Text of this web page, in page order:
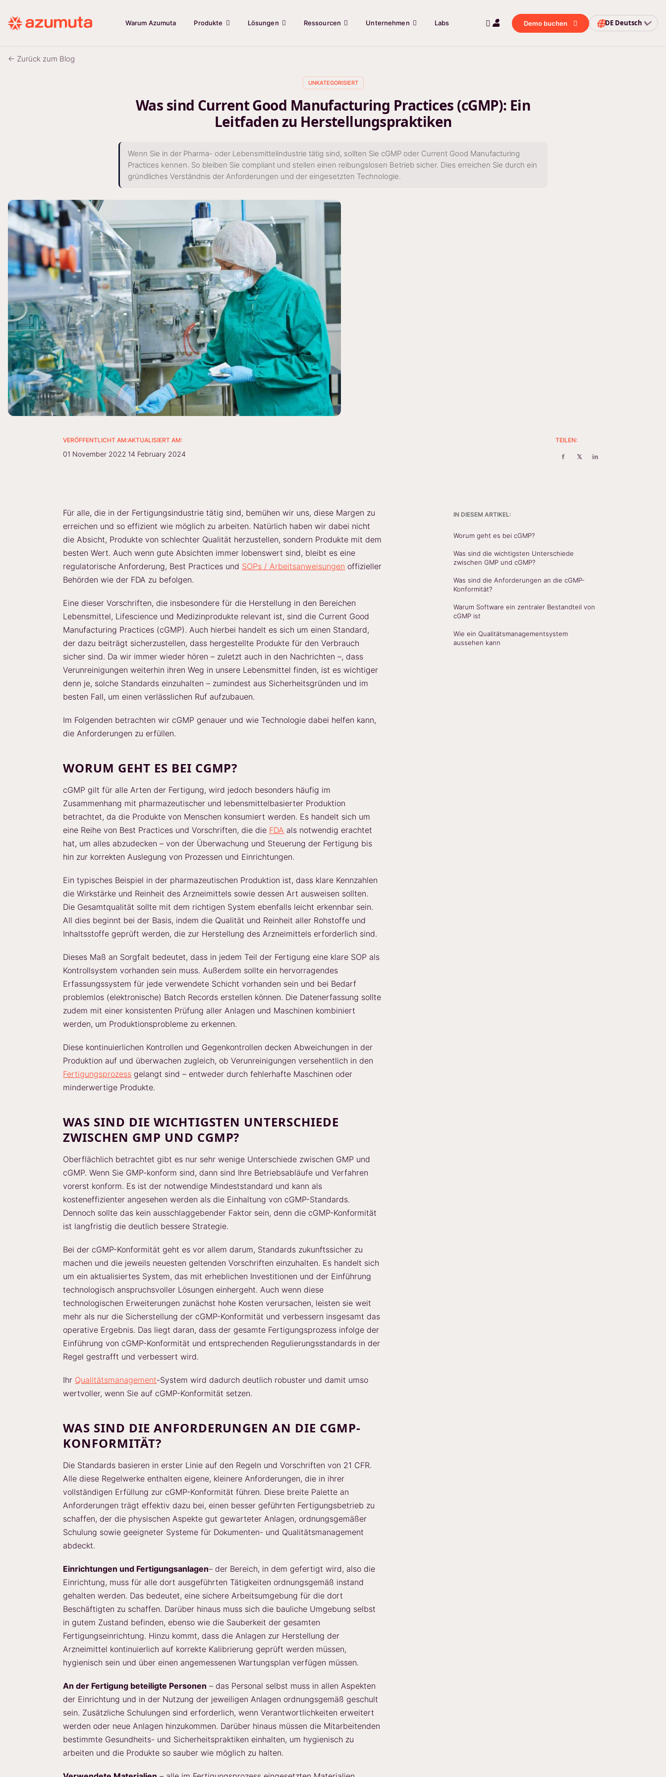
Warum Azumuta Produkte Lösungen Ressourcen Unternehmen Labs Demo buchen DE Deutsch
← Zurück zum Blog
UNKATEGORISIERT
Was sind Current Good Manufacturing Practices (cGMP): Ein
Leitfaden zu Herstellungspraktiken
Wenn Sie in der Pharma- oder Lebensmittelindustrie tätig sind, sollten Sie cGMP oder Current Good Manufacturing
Practices kennen. So bleiben Sie compliant und stellen einen reibungslosen Betrieb sicher. Dies erreichen Sie durch ein
gründliches Verständnis der Anforderungen und der eingesetzten Technologie.
VERÖFFENTLICHT AM:
01 November 2022
AKTUALISIERT AM:
14 February 2024
TEILEN:
f 𝕏 in
Für alle, die in der Fertigungsindustrie tätig sind, bemühen wir uns, diese Margen zu
erreichen und so effizient wie möglich zu arbeiten. Natürlich haben wir dabei nicht
die Absicht, Produkte von schlechter Qualität herzustellen, sondern Produkte mit dem
besten Wert. Auch wenn gute Absichten immer lobenswert sind, bleibt es eine
regulatorische Anforderung, Best Practices und SOPs / Arbeitsanweisungen offizieller
Behörden wie der FDA zu befolgen.
Eine dieser Vorschriften, die insbesondere für die Herstellung in den Bereichen
Lebensmittel, Lifescience und Medizinprodukte relevant ist, sind die Current Good
Manufacturing Practices (cGMP). Auch hierbei handelt es sich um einen Standard,
der dazu beiträgt sicherzustellen, dass hergestellte Produkte für den Verbrauch
sicher sind. Da wir immer wieder hören – zuletzt auch in den Nachrichten –, dass
Verunreinigungen weiterhin ihren Weg in unsere Lebensmittel finden, ist es wichtiger
denn je, solche Standards einzuhalten – zumindest aus Sicherheitsgründen und im
besten Fall, um einen verlässlichen Ruf aufzubauen.
Im Folgenden betrachten wir cGMP genauer und wie Technologie dabei helfen kann,
die Anforderungen zu erfüllen.
WORUM GEHT ES BEI CGMP?
cGMP gilt für alle Arten der Fertigung, wird jedoch besonders häufig im
Zusammenhang mit pharmazeutischer und lebensmittelbasierter Produktion
betrachtet, da die Produkte von Menschen konsumiert werden. Es handelt sich um
eine Reihe von Best Practices und Vorschriften, die die FDA als notwendig erachtet
hat, um alles abzudecken – von der Überwachung und Steuerung der Fertigung bis
hin zur korrekten Auslegung von Prozessen und Einrichtungen.
Ein typisches Beispiel in der pharmazeutischen Produktion ist, dass klare Kennzahlen
die Wirkstärke und Reinheit des Arzneimittels sowie dessen Art ausweisen sollten.
Die Gesamtqualität sollte mit dem richtigen System ebenfalls leicht erkennbar sein.
All dies beginnt bei der Basis, indem die Qualität und Reinheit aller Rohstoffe und
Inhaltsstoffe geprüft werden, die zur Herstellung des Arzneimittels erforderlich sind.
Dieses Maß an Sorgfalt bedeutet, dass in jedem Teil der Fertigung eine klare SOP als
Kontrollsystem vorhanden sein muss. Außerdem sollte ein hervorragendes
Erfassungssystem für jede verwendete Schicht vorhanden sein und bei Bedarf
problemlos (elektronische) Batch Records erstellen können. Die Datenerfassung sollte
zudem mit einer konsistenten Prüfung aller Anlagen und Maschinen kombiniert
werden, um Produktionsprobleme zu erkennen.
Diese kontinuierlichen Kontrollen und Gegenkontrollen decken Abweichungen in der
Produktion auf und überwachen zugleich, ob Verunreinigungen versehentlich in den
Fertigungsprozess gelangt sind – entweder durch fehlerhafte Maschinen oder
minderwertige Produkte.
WAS SIND DIE WICHTIGSTEN UNTERSCHIEDE
ZWISCHEN GMP UND CGMP?
Oberflächlich betrachtet gibt es nur sehr wenige Unterschiede zwischen GMP und
cGMP. Wenn Sie GMP-konform sind, dann sind Ihre Betriebsabläufe und Verfahren
vorerst konform. Es ist der notwendige Mindeststandard und kann als
kosteneffizienter angesehen werden als die Einhaltung von cGMP-Standards.
Dennoch sollte das kein ausschlaggebender Faktor sein, denn die cGMP-Konformität
ist langfristig die deutlich bessere Strategie.
Bei der cGMP-Konformität geht es vor allem darum, Standards zukunftssicher zu
machen und die jeweils neuesten geltenden Vorschriften einzuhalten. Es handelt sich
um ein aktualisiertes System, das mit erheblichen Investitionen und der Einführung
technologisch anspruchsvoller Lösungen einhergeht. Auch wenn diese
technologischen Erweiterungen zunächst hohe Kosten verursachen, leisten sie weit
mehr als nur die Sicherstellung der cGMP-Konformität und verbessern insgesamt das
operative Ergebnis. Das liegt daran, dass der gesamte Fertigungsprozess infolge der
Einführung von cGMP-Konformität und entsprechenden Regulierungsstandards in der
Regel gestrafft und verbessert wird.
Ihr Qualitätsmanagement-System wird dadurch deutlich robuster und damit umso
wertvoller, wenn Sie auf cGMP-Konformität setzen.
WAS SIND DIE ANFORDERUNGEN AN DIE CGMP-
KONFORMITÄT?
Die Standards basieren in erster Linie auf den Regeln und Vorschriften von 21 CFR.
Alle diese Regelwerke enthalten eigene, kleinere Anforderungen, die in ihrer
vollständigen Erfüllung zur cGMP-Konformität führen. Diese breite Palette an
Anforderungen trägt effektiv dazu bei, einen besser geführten Fertigungsbetrieb zu
schaffen, der die physischen Aspekte gut gewarteter Anlagen, ordnungsgemäßer
Schulung sowie geeigneter Systeme für Dokumenten- und Qualitätsmanagement
abdeckt.
Einrichtungen und Fertigungsanlagen– der Bereich, in dem gefertigt wird, also die
Einrichtung, muss für alle dort ausgeführten Tätigkeiten ordnungsgemäß instand
gehalten werden. Das bedeutet, eine sichere Arbeitsumgebung für die dort
Beschäftigten zu schaffen. Darüber hinaus muss sich die bauliche Umgebung selbst
in gutem Zustand befinden, ebenso wie die Sauberkeit der gesamten
Fertigungseinrichtung. Hinzu kommt, dass die Anlagen zur Herstellung der
Arzneimittel kontinuierlich auf korrekte Kalibrierung geprüft werden müssen,
hygienisch sein und über einen angemessenen Wartungsplan verfügen müssen.
An der Fertigung beteiligte Personen – das Personal selbst muss in allen Aspekten
der Einrichtung und in der Nutzung der jeweiligen Anlagen ordnungsgemäß geschult
sein. Zusätzliche Schulungen sind erforderlich, wenn Verantwortlichkeiten erweitert
werden oder neue Anlagen hinzukommen. Darüber hinaus müssen die Mitarbeitenden
bestimmte Gesundheits- und Sicherheitspraktiken einhalten, um hygienisch zu
arbeiten und die Produkte so sauber wie möglich zu halten.
IN DIESEM ARTIKEL:
Worum geht es bei cGMP?
Was sind die wichtigsten Unterschiede
zwischen GMP und cGMP?
Was sind die Anforderungen an die cGMP-
Konformität?
Warum Software ein zentraler Bestandteil von
cGMP ist
Wie ein Qualitätsmanagementsystem
aussehen kann